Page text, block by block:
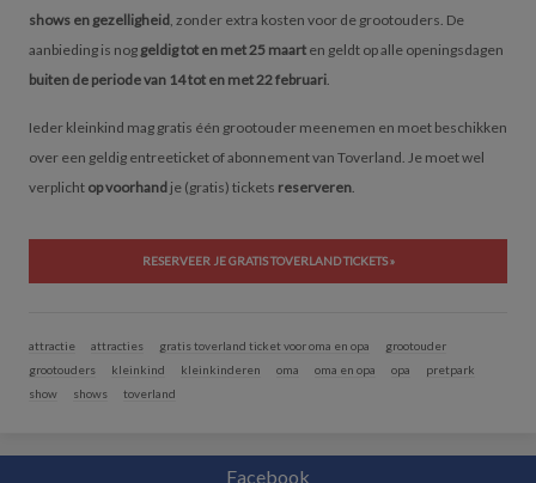
shows en gezelligheid, zonder extra kosten voor de grootouders. De
aanbieding is nog geldig tot en met 25 maart en geldt op alle openingsdagen
buiten de periode van 14 tot en met 22 februari.
Ieder kleinkind mag gratis één grootouder meenemen en moet beschikken
over een geldig entreeticket of abonnement van Toverland. Je moet wel
verplicht op voorhand je (gratis) tickets reserveren.
RESERVEER JE GRATIS TOVERLAND TICKETS »
attractie attracties gratis toverland ticket voor oma en opa
grootouder
grootouders
kleinkind kleinkinderen oma oma en opa opa
pretpark
show
shows toverland
Facebook